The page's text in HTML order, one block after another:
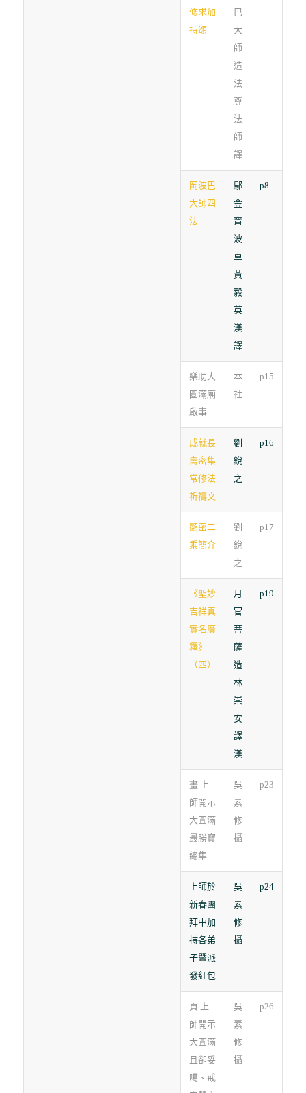
修求加
持頌
巴
大
師
造
法
尊
法
師
譯
岡波巴
大師四
法
鄔
金
甯
波
車
黃
毅
英
漢
譯
p8
樂助大
圓滿廟
啟事
本
社
p15
成就長
壽密集
常修法
祈禱文
劉
銳
之
p16
顯密二
乘簡介
劉
銳
之
p17
《聖妙
吉祥真
實名廣
釋》
（四）
月
官
菩
薩
造
林
崇
安
譯
漢
p19
畫 上
師開示
大圓滿
最勝寶
總集
吳
素
修
攝
p23
上師於
新春團
拜中加
持各弟
子暨派
發紅包
吳
素
修
攝
p24
頁 上
師開示
大圓滿
且卻妥
噶、戒
吳
素
修
攝
p26